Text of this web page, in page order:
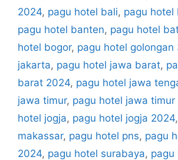
2024, pagu hotel bali, pagu hotel
pagu hotel banten, pagu hotel
hotel bogor, pagu hotel golongan
jakarta, pagu hotel jawa barat,
barat 2024, pagu hotel jawa
jawa timur, pagu hotel jawa timur
hotel jogja, pagu hotel jogja 2024,
makassar, pagu hotel pns, pagu
2024, pagu hotel surabaya, pagu